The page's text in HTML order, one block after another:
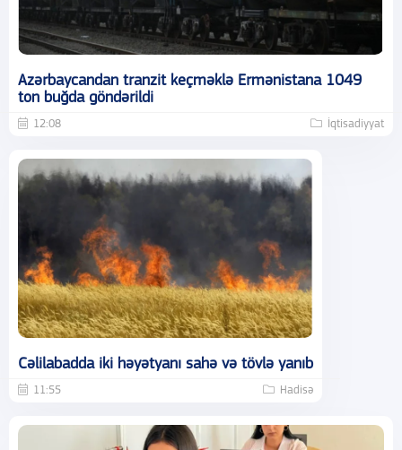
Azərbaycandan tranzit keçməklə Ermənistana 1049
ton buğda göndərildi
12:08 İqtisadiyyat
Cəlilabadda iki həyətyanı sahə və tövlə yanıb
11:55 Hadisə